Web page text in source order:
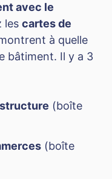
avec le
les cartes de
à quelle
bâtiment. Il y a 3
(boîte
(boîte